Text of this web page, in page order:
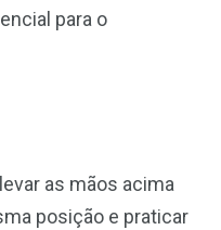
para o
as mãos acima
posição e praticar